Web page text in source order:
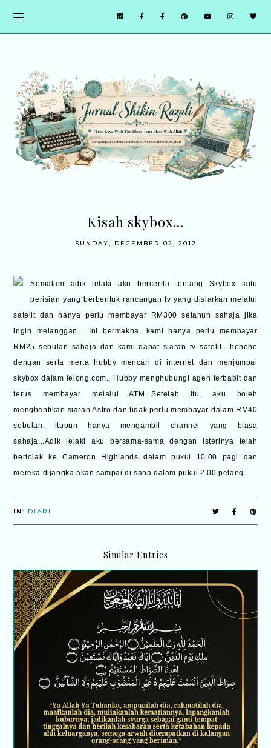
Kisah skybox...
SUNDAY, DECEMBER 02, 2012
Semalam adik lelaki aku bercerita tentang Skybox iaitu
perisian yang berbentuk rancangan tv yang disiarkan melalui
satelit dan hanya perlu membayar RM300 setahun sahaja jika
ingin melanggan... Ini bermakna, kami hanya perlu membayar
RM25 sebulan sahaja dan kami dapat siaran tv satelit.. hehehe
dengan serta merta hubby mencari di internet dan menjumpai
skybox dalam lelong.com.. Hubby menghubungi agen terbabit dan
terus membayar melalui ATM...Setelah itu, aku boleh
menghentikan siaran Astro dan tidak perlu membayar dalam RM40
sebulan, itupun hanya mengambil channel yang biasa
sahaja...Adik lelaki aku bersama-sama dengan isterinya telah
bertolak ke Cameron Highlands dalam pukul 10.00 pagi dan
mereka dijangka akan sampai di sana dalam pukul 2.00 petang...
IN: DIARI
Similar Entries
Dalam redha, dua pergi